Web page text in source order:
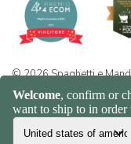
© 2026 Spaghetti e
+39 351 865 9444 | P.I.
016.380-
policy|Sitemap